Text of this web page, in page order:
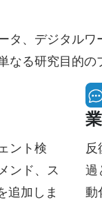
タ、デジタル
る研究目的の
ント検
ンド、ス
追加しま
過
動